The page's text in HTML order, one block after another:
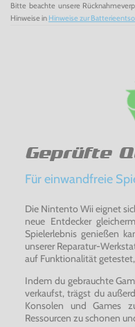
Bitte beachte unsere
Hinweise in Hinweise zur
Geprüfte
Für einwandfreie
Die Nintento Wii eignet
neue Entdecker
Spielerlebnis genießen
unserer Reparatur-
auf Funktionalität
Indem du gebrauchte
verkaufst, trägst du
Konsolen und Games
Ressourcen zu schonen